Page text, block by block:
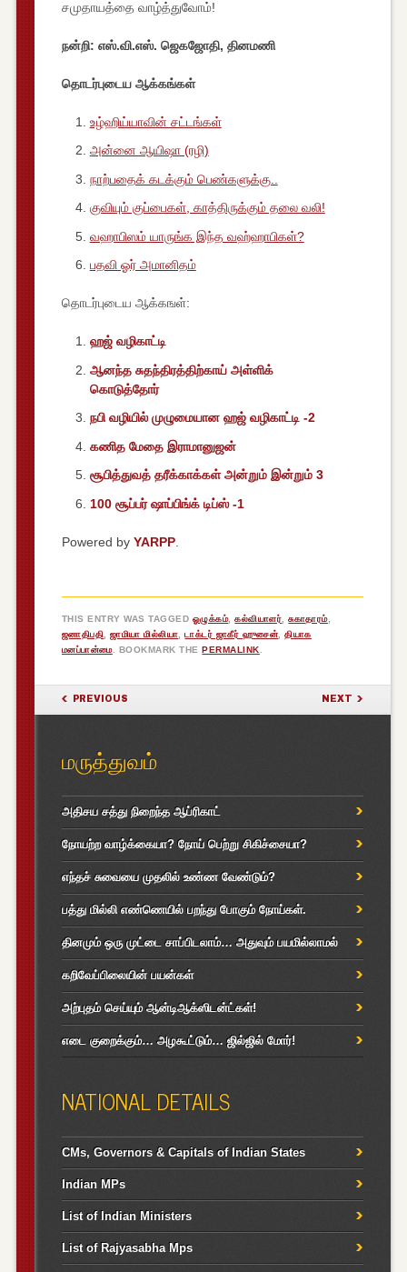
சமுதாயத்தை வாழ்த்துவோம்!
நன்றி: எஸ்.வி.எஸ். ஜெகஜோதி, தினமணி
தொடர்புடைய ஆக்கங்கள்
உழ்ஹிய்யாவின் சட்டங்கள்
அன்னை ஆயிஷா (ரழி)
நாற்பதைக் கடக்கும் பெண்களுக்கு..
குவியும் குப்பைகள், காத்திருக்கும் தலை வலி!
வஹாபிஸம் யாருங்க இந்த வஹ்ஹாபிகள்?
பதவி ஓர் அமானிதம்
தொடர்புடைய ஆக்கஙள்:
ஹஜ் வழிகாட்டி
ஆனந்த சுதந்திரத்திற்காய் அள்ளிக்
கொடுத்தோர்
நபி வழியில் முழுமையான ஹஜ் வழிகாட்டி -2
கணித மேதை இராமானுஜன்
சூபித்துவத் தரீக்காக்கள் அன்றும் இன்றும் 3
100 சூப்பர் ஷாப்பிங்க் டிப்ஸ் -1
Powered by YARPP.
THIS ENTRY WAS TAGGED ஓழுக்கம்,கல்வியாளர் ,சுகாதாரம்,
ஜனாதிபதி
,ஜாமியா மில்லியா ,டாக்டர் ஜாகீர் ஹுசைன் ,தியாக
மனப்பான்மை. BOOKMARK THEPERMALINK
POST NAVIGATION
PREVIOUS NEXT
மருத்துவம்
அதிசய சத்து நிறைந்த ஆப்ரிகாட்
நோயற்ற வாழ்க்கையா? நோய் பெற்று சிகிச்சையா?
எந்தச் சுவையை முதலில் உண்ண வேண்டும்?
பத்து மில்லி எண்ணெயில் பறந்து போகும் நோய்கள்.
தினமும் ஒரு முட்டை சாப்பிடலாம்… அதுவும் பயமில்லாமல்
கறிவேப்பிலையின் பயன்கள்
அற்புதம் செய்யும் ஆன்டிஆக்ஸிடன்ட்கள்!
எடை குறைக்கும்… அழகூட்டும்… ஜில்ஜில் மோர்!
NATIONAL DETAILS
CMs, Governors & Capitals of Indian States
Indian MPs
List of Indian Ministers
List of Rajyasabha Mps